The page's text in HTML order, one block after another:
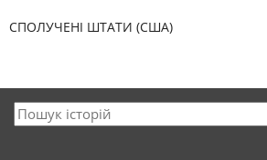
СПОЛУЧЕНІ ШТАТИ (США)